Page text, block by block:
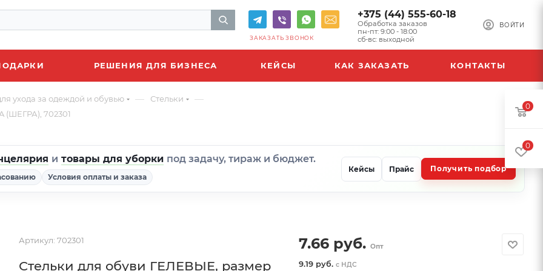
ВОЙТИ
+375 (44) 555-60-18
Обработка заказов
пн-пт: 9:00 - 18:00
сб-вс: выходной
ЗАКАЗАТЬ ЗВОНОК
РЕШЕНИЯ ДЛЯ БИЗНЕСА КЕЙСЫ КАК ЗАКАЗАТЬ КОНТАКТЫ
ухода за одеждой и обувью — Стельки —
(ШЕГРА), 702301
и товары для уборки под задачу, тираж и бюджет.
Условия оплаты и заказа
Кейсы Прайс Получить подбор
Артикул: 702301
Стельки для обуви ГЕЛЕВЫЕ, размер
7.66 руб. Опт
9.19 руб.с НДС
0
0